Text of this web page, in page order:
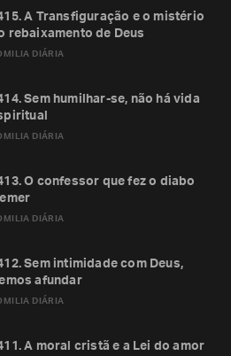
DIÁRIA
A Transfiguração e o mistério
rebaixamento de Deus
DIÁRIA
Sem humilhar-se, não há vida
DIÁRIA
O confessor que fez o diabo
DIÁRIA
Sem intimidade com Deus,
afundar
A moral cristã e a Lei do amor